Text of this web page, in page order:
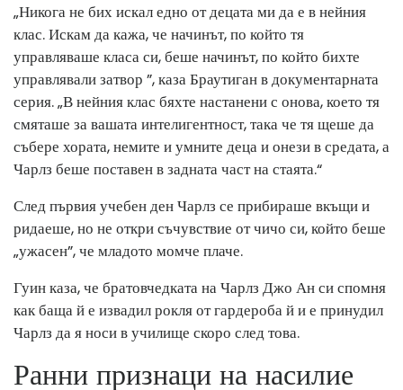
„Никога не бих искал едно от децата ми да е в нейния
клас. Искам да кажа, че начинът, по който тя
управляваше класа си, беше начинът, по който бихте
управлявали затвор ”, каза Браутиган в документарната
серия. „В нейния клас бяхте настанени с онова, което тя
смяташе за вашата интелигентност, така че тя щеше да
събере хората, немите и умните деца и онези в средата, а
Чарлз беше поставен в задната част на стаята.“
След първия учебен ден Чарлз се прибираше вкъщи и
ридаеше, но не откри съчувствие от чичо си, който беше
„ужасен”, че младото момче плаче.
Гуин каза, че братовчедката на Чарлз Джо Ан си спомня
как баща й е извадил рокля от гардероба й и е принудил
Чарлз да я носи в училище скоро след това.
Ранни признаци на насилие